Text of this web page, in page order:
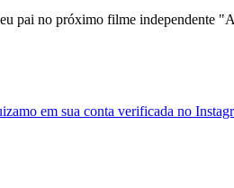
pai no próximo filme independente
em sua conta verificada no